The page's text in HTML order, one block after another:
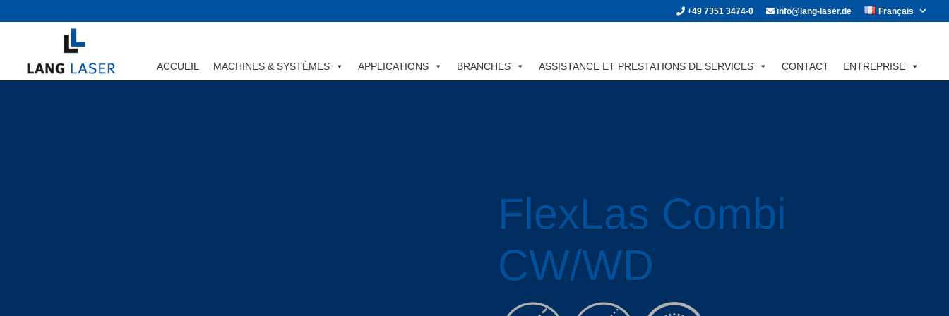
+49 7351 3474-0 info@lang-laser.de Français
ACCUEIL MACHINES & SYSTÈMES APPLICATIONS BRANCHES ASSISTANCE ET PRESTATIONS DE SERVICES CONTACT ENTREPRISE
FlexLas Combi
CW/WD